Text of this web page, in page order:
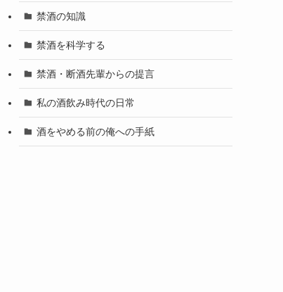
禁酒の知識
禁酒を科学する
禁酒・断酒先輩からの提言
私の酒飲み時代の日常
酒をやめる前の俺への手紙